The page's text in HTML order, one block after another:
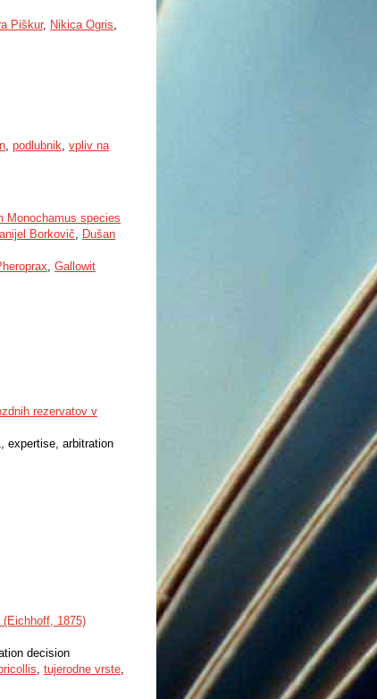
Piškur, Nikica Ogris,
, podlubnik, vpliv na
Monochamus species
Borkovič, Dušan
, Gallowit
rezervatov v
expertise, arbitration
(Eichhoff, 1875)
decision
, tujerodne vrste,